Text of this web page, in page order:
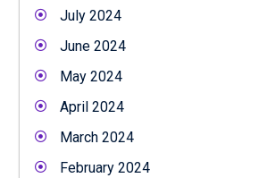
July 2024
June 2024
May 2024
April 2024
March 2024
February 2024